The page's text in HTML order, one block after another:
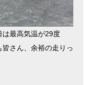
は最高気温が29度
さん、余裕の走りっ